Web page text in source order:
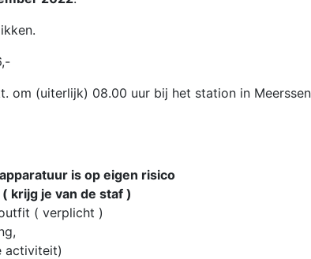
om (uiterlijk) 08.00 uur bij het station in
is op eigen risico
krijg je van de staf )
( verplicht )
activiteit)